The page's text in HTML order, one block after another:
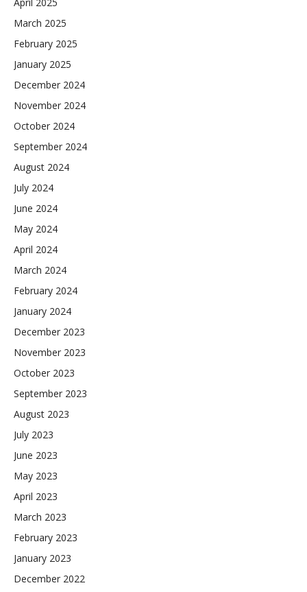
March 2025
February 2025
January 2025
December 2024
November 2024
October 2024
September 2024
August 2024
July 2024
June 2024
May 2024
April 2024
March 2024
February 2024
January 2024
December 2023
November 2023
October 2023
September 2023
August 2023
July 2023
June 2023
May 2023
April 2023
March 2023
February 2023
January 2023
December 2022